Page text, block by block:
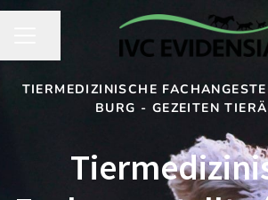
TIERMEDIZINISCHE
BURG - GEZEITEN